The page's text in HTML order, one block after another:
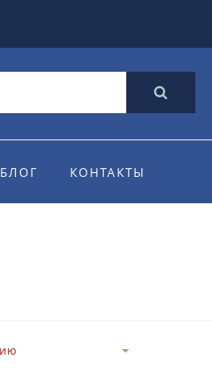
БЛОГ КОНТАКТЫ